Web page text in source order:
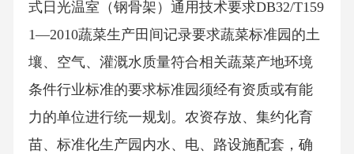
式日光温室（钢骨架）通用技术要求DB32/T159
1—2010蔬菜生产田间记录要求蔬菜标准园的土
壤、空气、灌溉水质量符合相关蔬菜产地环境
条件行业标准的要求标准园须经有资质或有能
力的单位进行统一规划。农资存放、集约化育
苗、标准化生产园内水、电、路设施配套，确